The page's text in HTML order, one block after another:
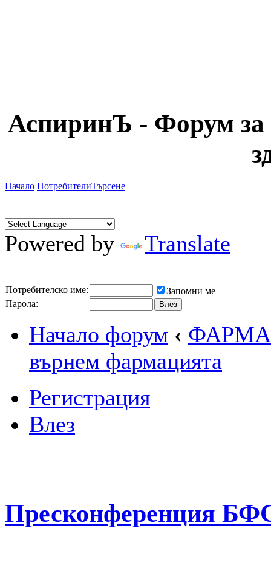
АспиринЪ - Форум за
Начало ПотребителиТърсене
Powered by Translate
Потребителско име:
Запомни ме
Парола:
Начало форум ‹
върнем фармацията
Регистрация
Влез
Пресконференция